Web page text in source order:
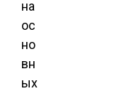
на
ос
но
вн
ых